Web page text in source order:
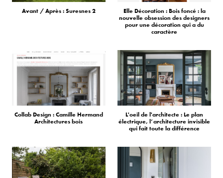
Avant / Après : Suresnes 2
Elle Décoration : Bois foncé : la
nouvelle obsession des designers
pour une décoration qui a du
caractère
Collab Design : Camille Hermand
Architectures bois
L'oeil de l'architecte : Le plan
électrique, l’architecture invisible
qui fait toute la différence